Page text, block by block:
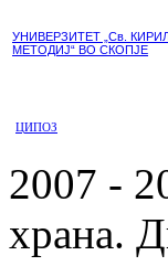
УНИВЕРЗИТЕТ „Св.
МЕТОДИЈ“ ВО СКОПЈЕ
ЦИПОЗ
2007 -
храна.